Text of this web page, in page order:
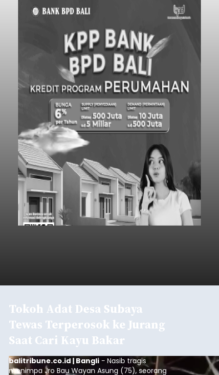
Tokoh Adat Desa Subaya
Tewas Terperosok ke Jurang
Saat Cari Kayu Bakar
balitribune.co.id | Bangli - Nasib tragis
menimpa Jro Bau Wayan Asung (75), seorang